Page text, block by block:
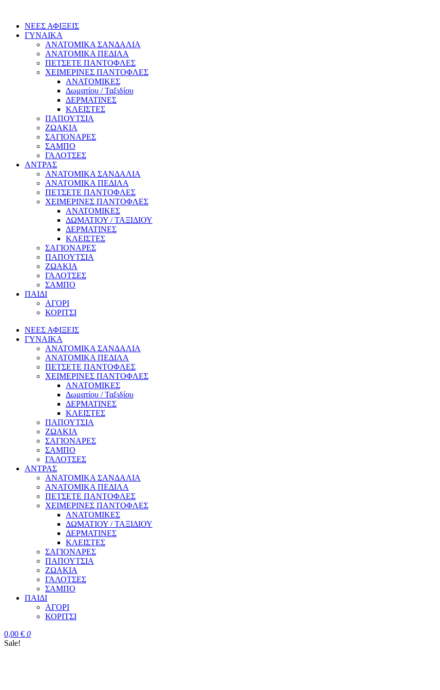
ΝΕΕΣ ΑΦΙΞΕΙΣ
ΓΥΝΑΙΚΑ
ΑΝΑΤΟΜΙΚΑ ΣΑΝΔΑΛΙΑ
ΑΝΑΤΟΜΙΚΑ ΠΕΔΙΛΑ
ΠΕΤΣΕΤΕ ΠΑΝΤΟΦΛΕΣ
ΧΕΙΜΕΡΙΝΕΣ ΠΑΝΤΟΦΛΕΣ
ΑΝΑΤΟΜΙΚΕΣ
Δωματίου / Ταξιδίου
ΔΕΡΜΑΤΙΝΕΣ
ΚΛΕΙΣΤΕΣ
ΠΑΠΟΥΤΣΙΑ
ΖΩΑΚΙΑ
ΣΑΓΙΟΝΑΡΕΣ
ΣΑΜΠΟ
ΓΑΛΟΤΣΕΣ
ΑΝΤΡΑΣ
ΑΝΑΤΟΜΙΚΑ ΣΑΝΔΑΛΙΑ
ΑΝΑΤΟΜΙΚΑ ΠΕΔΙΛΑ
ΠΕΤΣΕΤΕ ΠΑΝΤΟΦΛΕΣ
ΧΕΙΜΕΡΙΝΕΣ ΠΑΝΤΟΦΛΕΣ
ΑΝΑΤΟΜΙΚΕΣ
ΔΩΜΑΤΙΟΥ / ΤΑΞΙΔΙΟΥ
ΔΕΡΜΑΤΙΝΕΣ
ΚΛΕΙΣΤΕΣ
ΣΑΓΙΟΝΑΡΕΣ
ΠΑΠΟΥΤΣΙΑ
ΖΩΑΚΙΑ
ΓΑΛΟΤΣΕΣ
ΣΑΜΠΟ
ΠΑΙΔΙ
ΑΓΟΡΙ
ΚΟΡΙΤΣΙ
ΝΕΕΣ ΑΦΙΞΕΙΣ
ΓΥΝΑΙΚΑ
ΑΝΑΤΟΜΙΚΑ ΣΑΝΔΑΛΙΑ
ΑΝΑΤΟΜΙΚΑ ΠΕΔΙΛΑ
ΠΕΤΣΕΤΕ ΠΑΝΤΟΦΛΕΣ
ΧΕΙΜΕΡΙΝΕΣ ΠΑΝΤΟΦΛΕΣ
ΑΝΑΤΟΜΙΚΕΣ
Δωματίου / Ταξιδίου
ΔΕΡΜΑΤΙΝΕΣ
ΚΛΕΙΣΤΕΣ
ΠΑΠΟΥΤΣΙΑ
ΖΩΑΚΙΑ
ΣΑΓΙΟΝΑΡΕΣ
ΣΑΜΠΟ
ΓΑΛΟΤΣΕΣ
ΑΝΤΡΑΣ
ΑΝΑΤΟΜΙΚΑ ΣΑΝΔΑΛΙΑ
ΑΝΑΤΟΜΙΚΑ ΠΕΔΙΛΑ
ΠΕΤΣΕΤΕ ΠΑΝΤΟΦΛΕΣ
ΧΕΙΜΕΡΙΝΕΣ ΠΑΝΤΟΦΛΕΣ
ΑΝΑΤΟΜΙΚΕΣ
ΔΩΜΑΤΙΟΥ / ΤΑΞΙΔΙΟΥ
ΔΕΡΜΑΤΙΝΕΣ
ΚΛΕΙΣΤΕΣ
ΣΑΓΙΟΝΑΡΕΣ
ΠΑΠΟΥΤΣΙΑ
ΖΩΑΚΙΑ
ΓΑΛΟΤΣΕΣ
ΣΑΜΠΟ
ΠΑΙΔΙ
ΑΓΟΡΙ
ΚΟΡΙΤΣΙ
0,00 € 0
Sale!